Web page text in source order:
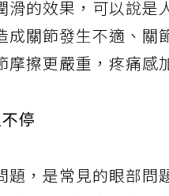
滑的效果，可以說是
成關節發生不適、關
擦更嚴重，疼痛感
停
題，是常見的眼部問